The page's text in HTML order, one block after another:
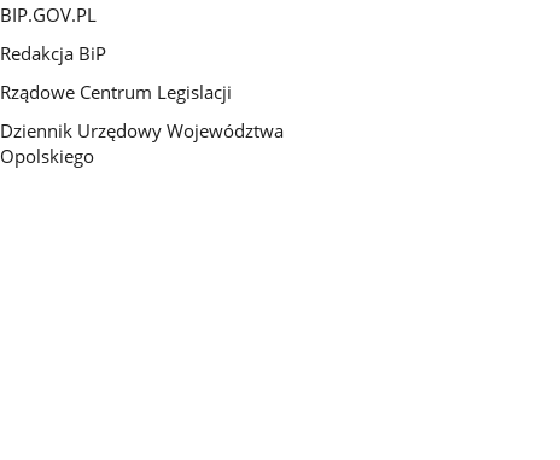
BIP.GOV.PL
Redakcja BiP
Rządowe Centrum Legislacji
Dziennik Urzędowy Województwa
Opolskiego